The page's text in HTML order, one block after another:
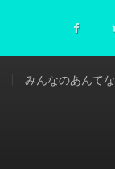
みんなのあんてな